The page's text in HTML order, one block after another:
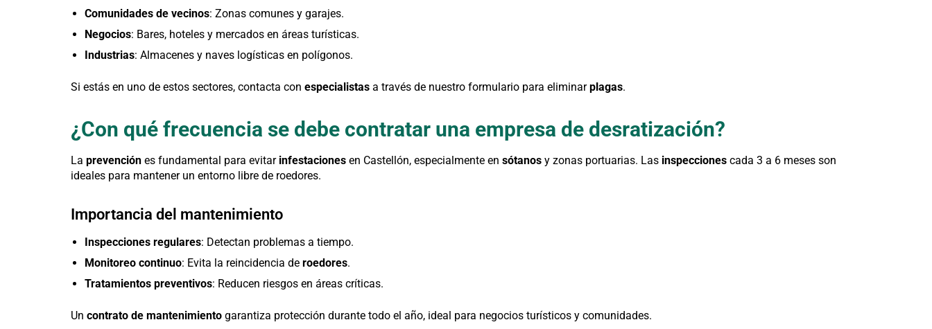
Comunidades de vecinos: Zonas comunes y garajes.
Negocios: Bares, hoteles y mercados en áreas turísticas.
Industrias: Almacenes y naves logísticas en polígonos.
Si estás en uno de estos sectores, contacta con especialistas a través de nuestro formulario para eliminarplagas.
¿Con qué frecuencia se debe contratar una empresa de desratización?
La prevención es fundamental para evitar infestaciones en Castellón, especialmente en sótanos y zonas portuarias. Las inspecciones cada 3 a 6 meses son
ideales para mantener un entorno libre de roedores.
Importancia del mantenimiento
Inspecciones regulares: Detectan problemas a tiempo.
Monitoreo continuo: Evita la reincidencia de roedores.
Tratamientos preventivos: Reducen riesgos en áreas críticas.
Un contrato de mantenimiento garantiza protección durante todo el año, ideal para negocios turísticos y comunidades.